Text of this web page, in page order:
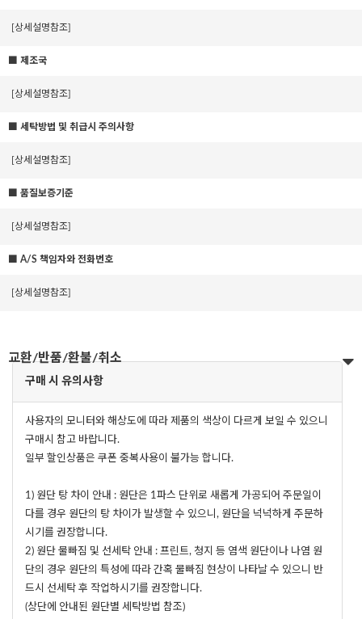
[상세설명참조]
■ 제조국
[상세설명참조]
■ 세탁방법 및 취급시 주의사항
[상세설명참조]
■ 품질보증기준
[상세설명참조]
■ A/S 책임자와 전화번호
[상세설명참조]
교환/반품/환불/취소
구매 시 유의사항
사용자의 모니터와 해상도에 따라 제품의 색상이 다르게 보일 수 있으니
구매시 참고 바랍니다.
일부 할인상품은 쿠폰 중복사용이 불가능 합니다.
1) 원단 탕 차이 안내 : 원단은 1파스 단위로 새롭게 가공되어 주문일이
다를 경우 원단의 탕 차이가 발생할 수 있으니, 원단을 넉넉하게 주문하
시기를 권장합니다.
2) 원단 물빠짐 및 선세탁 안내 : 프린트, 청지 등 염색 원단이나 나염 원
단의 경우 원단의 특성에 따라 간혹 물빠짐 현상이 나타날 수 있으니 반
드시 선세탁 후 작업하시기를 권장합니다.
(상단에 안내된 원단별 세탁방법 참조)